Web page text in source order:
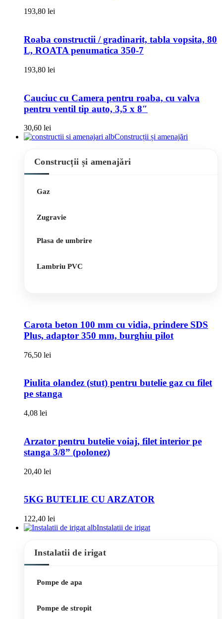
193,80 lei
Roaba constructii / gradinarit, tabla vopsita, 80
L, ROATA penumatica 350-7
193,80 lei
Cauciuc cu Camera pentru roaba, cu valva
pentru ventil tip auto, 3,5 x 8″
30,60 lei
Construcții și amenajări
Construcții și amenajări
Gaz
Zugravie
Plasa de umbrire
Lambriu PVC
Carota beton 100 mm cu vidia, prindere SDS
Plus, adaptor 350 mm, burghiu pilot
76,50 lei
Piulita olandez (stut) pentru butelie gaz cu filet
pe stanga
4,08 lei
Arzator pentru butelie voiaj, filet interior pe
stanga 3/8” (polonez)
20,40 lei
5KG BUTELIE CU ARZATOR
122,40 lei
Instalatii de irigat
Instalatii de irigat
Pompe de apa
Pompe de stropit